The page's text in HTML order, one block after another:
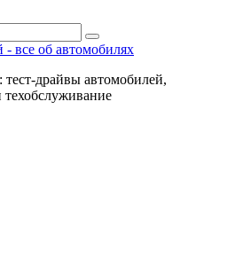
- все об автомобилях
драйвы автомобилей,